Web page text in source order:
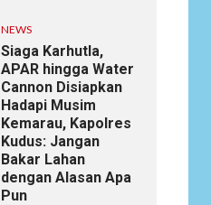
NEWS
Siaga Karhutla,
APAR hingga Water
Cannon Disiapkan
Hadapi Musim
Kemarau, Kapolres
Kudus: Jangan
Bakar Lahan
dengan Alasan Apa
Pun